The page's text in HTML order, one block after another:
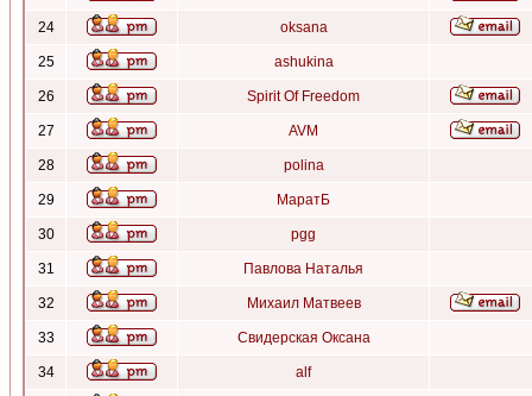
24 oksana
25 ashukina
26 Spirit Of Freedom
27 AVM
28 polina
29 МаратБ
30 pgg
31 Павлова Наталья
32 Михаил Матвеев
33 Свидерская Оксана
34 alf